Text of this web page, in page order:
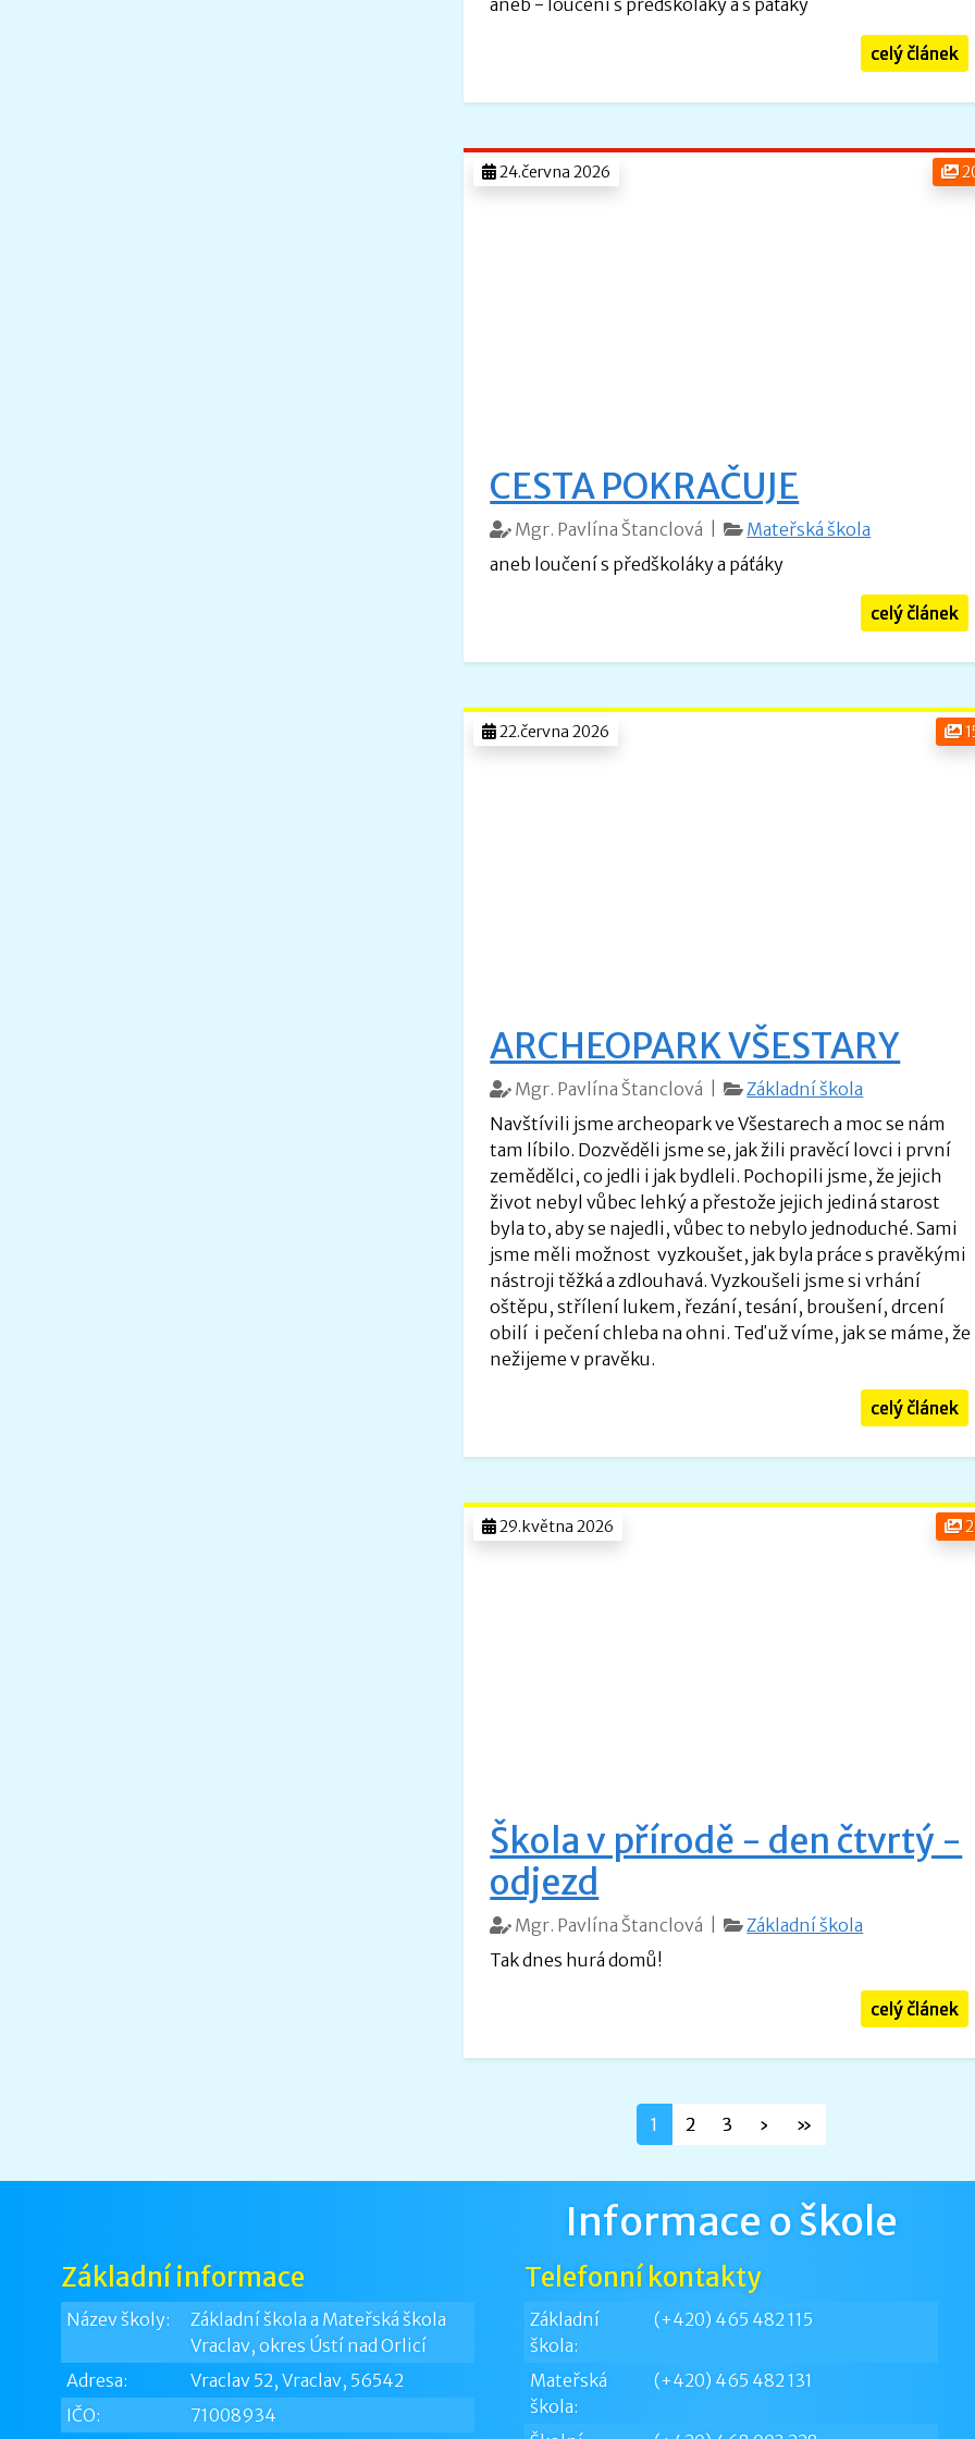
aneb - loučení s předškoláky a s páťáky
celý článek
24.června 2026
CESTA POKRAČUJE
Mgr. Pavlína Štanclová |
Mateřská škola
aneb loučení s předškoláky a páťáky
celý článek
22.června 2026
ARCHEOPARK VŠESTARY
Mgr. Pavlína Štanclová |
Základní škola
Navštívili jsme archeopark ve Všestarech a moc se nám
tam líbilo. Dozvěděli jsme se, jak žili pravěcí lovci i první
zemědělci, co jedli i jak bydleli. Pochopili jsme, že jejich
život nebyl vůbec lehký a přestože jejich jediná starost
byla to, aby se najedli, vůbec to nebylo jednoduché. Sami
jsme měli možnost vyzkoušet, jak byla práce s pravěkými
nástroji těžká a zdlouhavá. Vyzkoušeli jsme si vrhání
oštěpu, střílení lukem, řezání, tesání, broušení, drcení
obilí i pečení chleba na ohni. Teď už víme, jak se máme, že
nežijeme v pravěku.
celý článek
29.května 2026
Škola v přírodě - den čtvrtý -
odjezd
Mgr. Pavlína Štanclová |
Základní škola
Tak dnes hurá domů!
celý článek
1 2 3 › »
Informace o škole
Základní informace
Název školy:
Základní škola a Mateřská škola
Vraclav, okres Ústí nad Orlicí
Adresa:
Vraclav 52, Vraclav, 56542
IČO:
71008934
Telefonní kontakty
Základní
škola:
(+420) 465 482 115
Mateřská
škola:
(+420) 465 482 131